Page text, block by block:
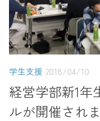
学生支援 2018/04/10
経営学部新1年
ルが開催され